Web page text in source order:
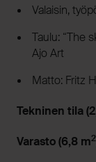
Valaisin,
Taulu: “The
Ajo Art
Matto: Fritz
Tekninen tila
Varasto (6,8 m2